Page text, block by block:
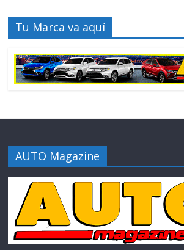
Tu Marca va aquí
AUTO Magazine